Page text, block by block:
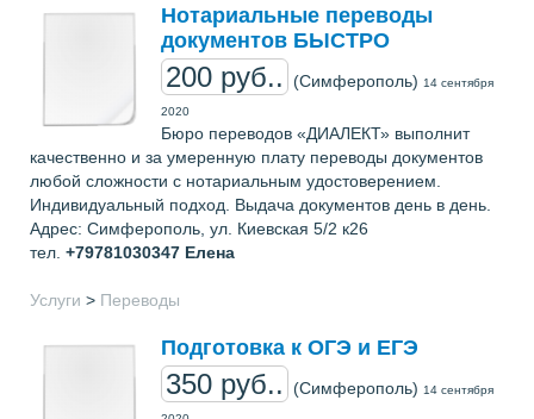
Нотариальные переводы
документов БЫСТРО
200 руб.. (Симферополь) 14 сентября
2020
Бюро переводов «ДИАЛЕКТ» выполнит
качественно и за умеренную плату переводы документов
любой сложности с нотариальным удостоверением.
Индивидуальный подход. Выдача документов день в день.
Адрес: Симферополь, ул. Киевская 5/2 к26
тел. +79781030347 Елена
Услуги > Переводы
Подготовка к ОГЭ и ЕГЭ
350 руб.. (Симферополь) 14 сентября